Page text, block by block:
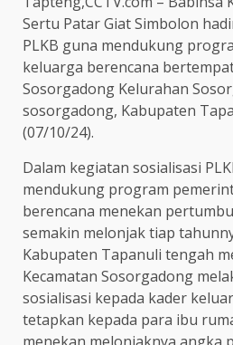
Sertu Patar Giat Simbolon
PLKB guna mendukung
keluarga berencana
Sosorgadong Kelurahan
sosorgadong, Kabupaten
(07/10/24).
Dalam kegiatan sosialisasi
mendukung program
berencana menekan
semakin melonjak tiap
Kabupaten Tapanuli tengah
Kecamatan Sosorgadong
sosialisasi kepada kader
tetapkan kepada para ibu